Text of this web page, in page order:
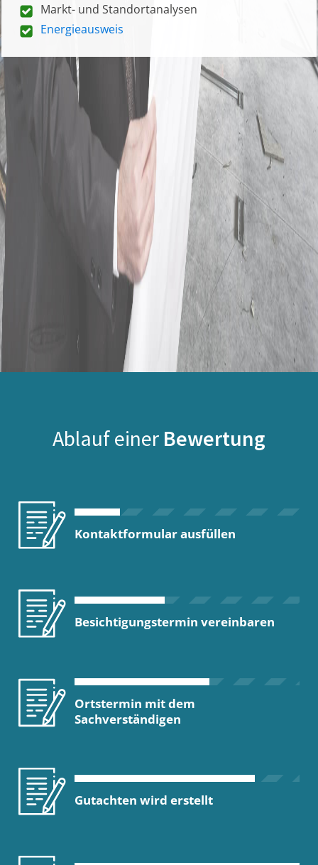
Markt- und Standortanalysen
Energieausweis
Ablauf einer Bewertung
Kontaktformular ausfüllen
Besichtigungstermin vereinbaren
Ortstermin mit dem
Sachverständigen
Gutachten wird erstellt